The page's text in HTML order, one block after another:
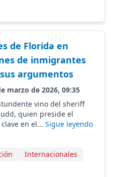
de Florida en
de inmigrantes
argumentos
marzo de 2026, 09:35
vino del sheriff
quien preside el
en el... Sigue leyendo
Internacionales